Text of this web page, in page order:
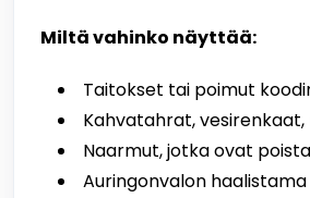
Miltä vahinko näyttää:
Taitokset tai poimut
Kahvatahrat,
Naarmut, jotka ovat
Auringonvalon haalistama